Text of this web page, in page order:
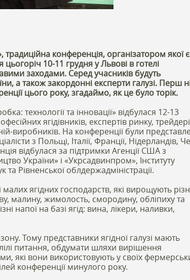
традиційна конференція, організатором якої є
цьогоріч 10-11 грудня у Львові в готелі
заходами. Серед учасників будуть
а також закордонні експерти галузі. Перш
цього року, згадаймо, як це було торік.
технології та інновації» відбулася 12-13
ягідівників, експертів ринку,
виробників. На конференції були
з Польщі, Італії, Франції, Нідерландів,
відбулася за підтримки Агенції США з
України» і «Укрсадвинпром», Інституту
Рівненської облдержадміністрації.
ягідних господарств, які вирощують
малину, жимолость, смородину, обліпиху та
напої на базі ягід: вина, лікери, наливки,
Тому представники ягідної галузі мають
питання, обдумати шляхи вирішення
які вони використовують у своїх
конференції минулого року.